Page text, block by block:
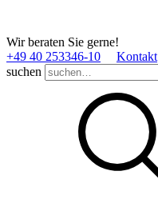
Wir beraten Sie gerne!
+49 40 253346­-10
Kontakt
suchen